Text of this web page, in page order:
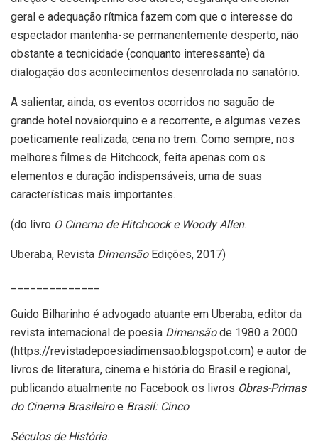
geral e adequação rítmica fazem com que o interesse do
espectador mantenha-se permanentemente desperto, não
obstante a tecnicidade (conquanto interessante) da
dialogação dos acontecimentos desenrolada no sanatório.
A salientar, ainda, os eventos ocorridos no saguão de
grande hotel novaiorquino e a recorrente, e algumas vezes
poeticamente realizada, cena no trem. Como sempre, nos
melhores filmes de Hitchcock, feita apenas com os
elementos e duração indispensáveis, uma de suas
características mais importantes.
(do livro O Cinema de Hitchcock e Woody Allen.
Uberaba, Revista Dimensão Edições, 2017)
Guido Bilharinho é advogado atuante em Uberaba, editor da
revista internacional de poesia Dimensãode 1980 a 2000
(https://revistadepoesiadimensao.blogspot.com) e autor de
livros de literatura, cinema e história do Brasil e regional,
publicando atualmente no Facebook os livros Obras-Primas
do Cinema Brasileiroe Brasil: Cinco
Séculos de História.